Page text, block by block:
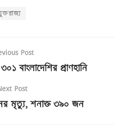
Post
বাংলাদেশির প্রাণহানি
Post
মৃত্যু, শনাক্ত ৩৯০ জন